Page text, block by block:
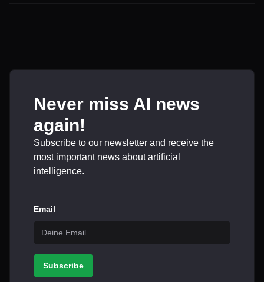
Never miss AI news
again!
Subscribe to our newsletter and receive the
most important news about artificial
intelligence.
Email
Subscribe